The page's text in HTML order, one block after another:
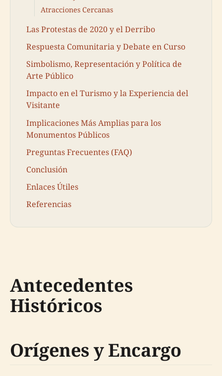
Atracciones Cercanas
Las Protestas de 2020 y el Derribo
Respuesta Comunitaria y Debate en Curso
Simbolismo, Representación y Política de
Arte Público
Impacto en el Turismo y la Experiencia del
Visitante
Implicaciones Más Amplias para los
Monumentos Públicos
Preguntas Frecuentes (FAQ)
Conclusión
Enlaces Útiles
Referencias
Antecedentes
Históricos
Orígenes y Encargo